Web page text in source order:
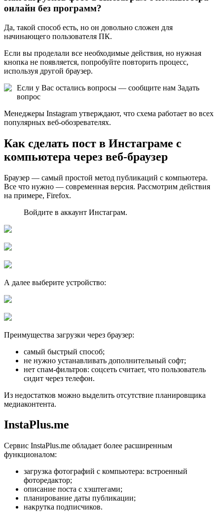
онлайн без программ?
Да, такой способ есть, но он довольно сложен для
начинающего пользователя ПК.
Если вы проделали все необходимые действия, но нужная
кнопка не появляется, попробуйте повторить процесс,
используя другой браузер.
Если у Вас остались вопросы — сообщите нам Задать
вопрос
Менеджеры Instagram утверждают, что схема работает во всех
популярных веб-обозревателях.
Как сделать пост в Инстаграме с
компьютера через веб-браузер
Браузер — самый простой метод публикаций с компьютера.
Все что нужно — современная версия. Рассмотрим действия
на примере, Firefox.
Войдите в аккаунт Инстаграм.
А далее выберите устройство:
Преимущества загрузки через браузер:
самый быстрый способ;
не нужно устанавливать дополнительный софт;
нет спам-фильтров: соцсеть считает, что пользователь
сидит через телефон.
Из недостатков можно выделить отсутствие планировщика
медиаконтента.
InstaPlus.me
Сервис InstaPlus.me обладает более расширенным
функционалом:
загрузка фотографий с компьютера: встроенный
фоторедактор;
описание поста с хэштегами;
планирование даты публикации;
накрутка подписчиков.